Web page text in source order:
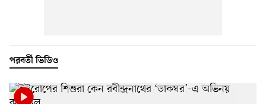
পরবর্তী ভিডিও